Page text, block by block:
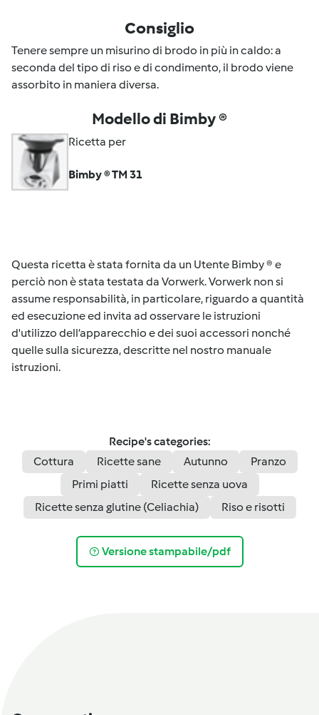
Consiglio
Tenere sempre un misurino di brodo in più in caldo: a
seconda del tipo di riso e di condimento, il brodo viene
assorbito in maniera diversa.
Modello di Bimby ®
Ricetta per
Bimby ® TM 31
Questa ricetta è stata fornita da un Utente Bimby ® e
perciò non è stata testata da Vorwerk. Vorwerk non si
assume responsabilità, in particolare, riguardo a quantità
ed esecuzione ed invita ad osservare le istruzioni
d'utilizzo dell’apparecchio e dei suoi accessori nonché
quelle sulla sicurezza, descritte nel nostro manuale
istruzioni.
Recipe's categories:
Cottura
Ricette sane Autunno
Pranzo
Primi piatti
Ricette senza uova
Ricette senza glutine (Celiachia)
Riso e risotti
Versione stampabile/pdf